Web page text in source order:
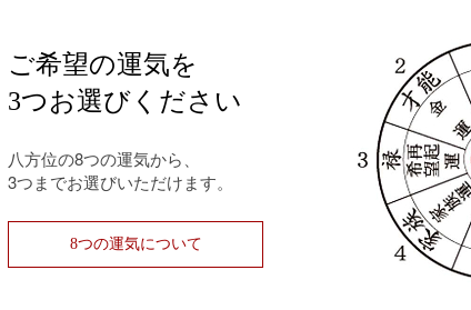
ご希望の運気を
3つお選びください
八方位の8つの運気から、
3つまでお選びいただけます。
8つの運気について